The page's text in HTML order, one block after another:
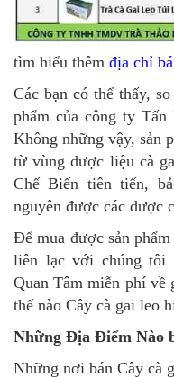
tìm hiểu thêm địa chỉ
Các bạn có thể thấy,
phẩm của công ty
Không những vậy, sản
từ vùng dược liệu cà
Chế Biến tiên tiến,
nguyên được các dược
Để mua được sản
liên lạc với chúng tôi
Quan Tâm miễn phí về
thế nào Cây cà gai leo
Những Địa Điểm Nào
Những nơi bán Cây cà